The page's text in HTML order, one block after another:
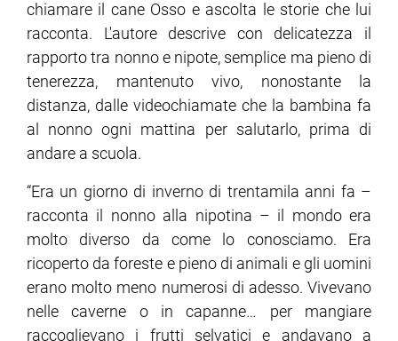
chiamare il cane Osso e ascolta le storie che lui
racconta. L'autore descrive con delicatezza il
rapporto tra nonno e nipote, semplice ma pieno di
tenerezza, mantenuto vivo, nonostante la
distanza, dalle videochiamate che la bambina fa
al nonno ogni mattina per salutarlo, prima di
andare a scuola.
“Era un giorno di inverno di trentamila anni fa –
racconta il nonno alla nipotina – il mondo era
molto diverso da come lo conosciamo. Era
ricoperto da foreste e pieno di animali e gli uomini
erano molto meno numerosi di adesso. Vivevano
nelle caverne o in capanne… per mangiare
raccoglievano i frutti selvatici e andavano a